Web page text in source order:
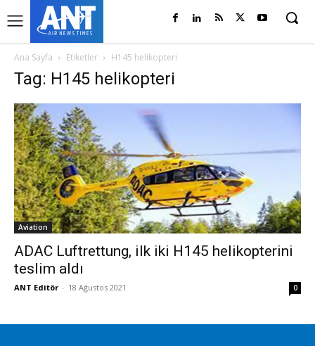
Ana Sayfa Etiketler H145 helikopteri
Tag: H145 helikopteri
Aviation
ADAC Luftrettung, ilk iki H145 helikopterini
teslim aldı
ANT Editör - 18 Ağustos 2021 0